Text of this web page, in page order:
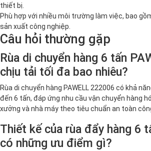
thiết bị.
Phù hợp với nhiều môi trường làm việc, bao
sản xuất công nghiệp.
Câu hỏi thường gặp
Rùa di chuyển hàng 6 tấn
chịu tải tối đa bao nhiêu?
Rùa di chuyển hàng PAWELL 222006 có khả
đến 6 tấn, đáp ứng nhu cầu vận chuyển hàng
xưởng và nhà máy theo tiêu chuẩn an toàn
Thiết kế của rùa đẩy hàng 6
có những ưu điểm gì?